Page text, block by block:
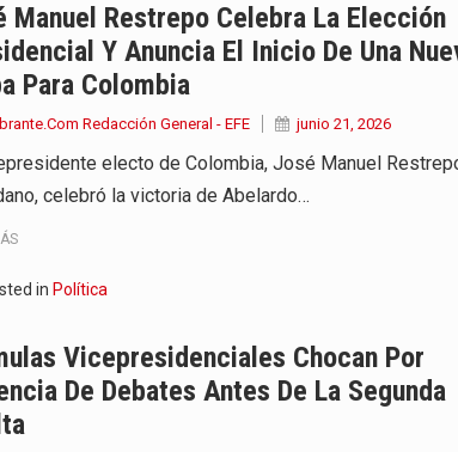
Manuel Restrepo Celebra La Elección
Y Anuncia El Inicio De Una
Para Colombia
Redacción General - EFE junio 21, 2026
electo de Colombia, José Manuel
celebró la victoria de Abelardo…
in Política
Vicepresidenciales Chocan Por
De Debates Antes De La Segunda